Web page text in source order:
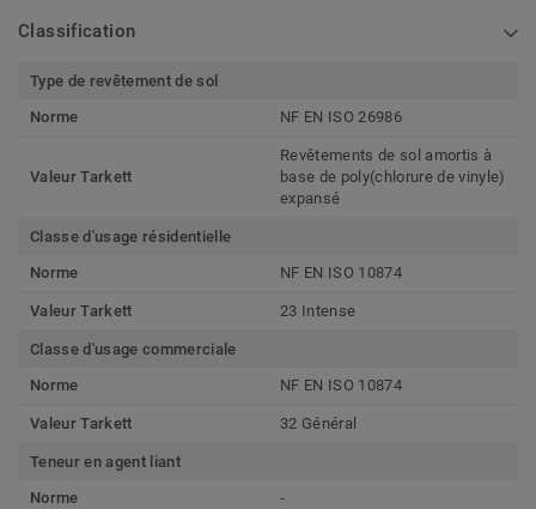
Classification
Type de revêtement de sol
Norme
NF EN ISO 26986
Valeur Tarkett
Revêtements de sol amortis à
base de poly(chlorure de vinyle)
expansé
Classe d'usage résidentielle
Norme
NF EN ISO 10874
Valeur Tarkett 23 Intense
Classe d'usage commerciale
Norme
NF EN ISO 10874
Valeur Tarkett 32 Général
Teneur en agent liant
Norme
-